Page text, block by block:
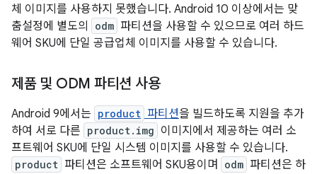
체 이미지를 사용하지 못했습니다. Android 10 이상에서는 맞
춤설정에 별도의
odm 파티션을 사용할 수 있으므로 여러 하드
웨어 SKU에 단일 공급업체 이미지를 사용할 수 있습니다.
제품 및 ODM 파티션 사용
Android 9에서는 product 파티션을 빌드하도록 지원을 추가
하여 서로 다른 product.img 이미지에서 제공하는 여러 소
프트웨어 SKU에 단일 시스템 이미지를 사용할 수 있습니다.
product 파티션은 소프트웨어 SKU용이며 odm 파티션은 하